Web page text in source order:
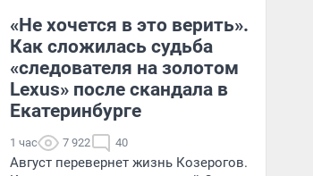
«Не хочется в это верить».
Как сложилась судьба
«следователя на золотом
Lexus» после скандала в
Екатеринбурге
1 час 7 922 40
Август перевернет жизнь Козерогов.